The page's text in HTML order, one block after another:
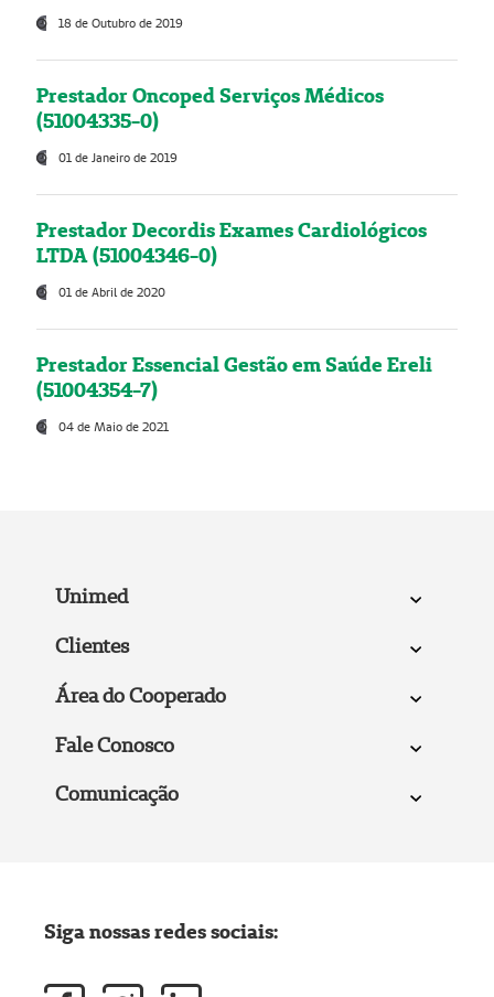
18 de Outubro de 2019
Prestador Oncoped Serviços Médicos
(51004335-0)
01 de Janeiro de 2019
Prestador Decordis Exames Cardiológicos
LTDA (51004346-0)
01 de Abril de 2020
Prestador Essencial Gestão em Saúde Ereli
(51004354-7)
04 de Maio de 2021
Unimed
Clientes
Área do Cooperado
Fale Conosco
Comunicação
Siga nossas redes sociais: